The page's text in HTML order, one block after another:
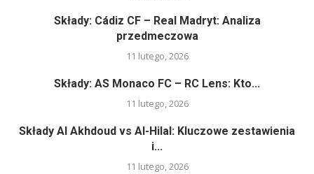
Składy: Cádiz CF – Real Madryt: Analiza
przedmeczowa
11 lutego, 2026
Składy: AS Monaco FC – RC Lens: Kto...
11 lutego, 2026
Składy Al Akhdoud vs Al-Hilal: Kluczowe zestawienia
i...
11 lutego, 2026